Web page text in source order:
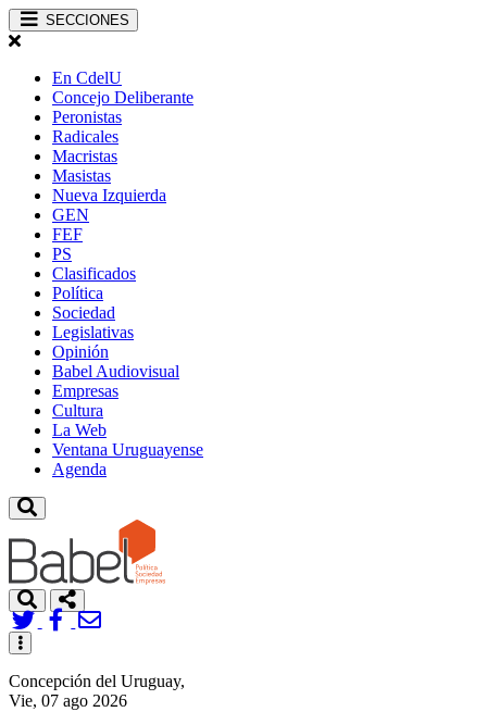
SECCIONES
En CdelU
Concejo Deliberante
Peronistas
Radicales
Macristas
Masistas
Nueva Izquierda
GEN
FEF
PS
Clasificados
Política
Sociedad
Legislativas
Opinión
Babel Audiovisual
Empresas
Cultura
La Web
Ventana Uruguayense
Agenda
Toggle
navigation
Concepción del Uruguay,
Vie, 07 ago 2026